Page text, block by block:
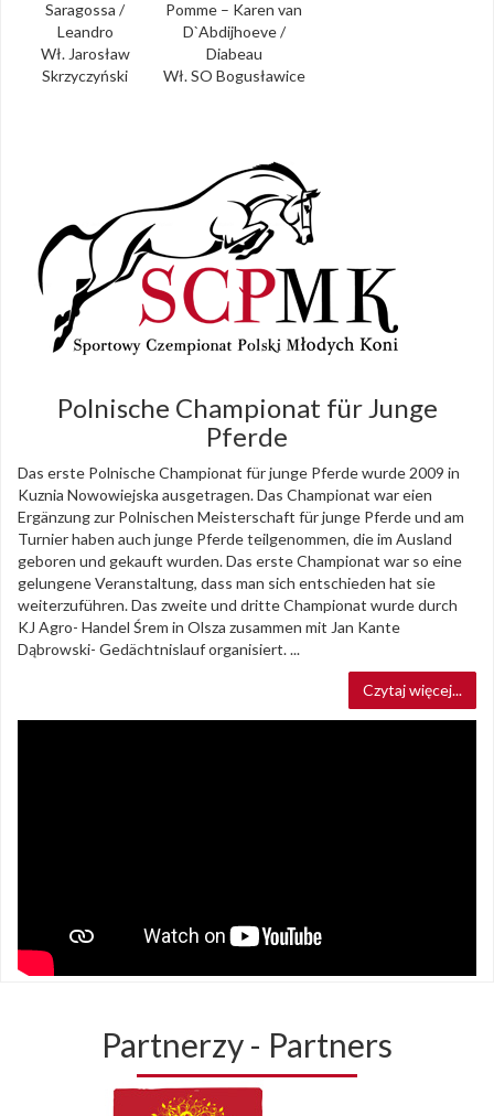
Saragossa /
Leandro
Wł. Jarosław
Skrzyczyński
Pomme – Karen van
D`Abdijhoeve /
Diabeau
Wł. SO Bogusławice
Polnische Championat für Junge
Pferde
Das erste Polnische Championat für junge Pferde wurde 2009 in
Kuznia Nowowiejska ausgetragen. Das Championat war eien
Ergänzung zur Polnischen Meisterschaft für junge Pferde und am
Turnier haben auch junge Pferde teilgenommen, die im Ausland
geboren und gekauft wurden. Das erste Championat war so eine
gelungene Veranstaltung, dass man sich entschieden hat sie
weiterzuführen. Das zweite und dritte Championat wurde durch
KJ Agro- Handel Śrem in Olsza zusammen mit Jan Kante
Dąbrowski- Gedächtnislauf organisiert. ...
Czytaj więcej...
Partnerzy - Partners